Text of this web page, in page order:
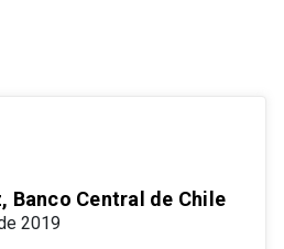
Banco Central de Chile
2019